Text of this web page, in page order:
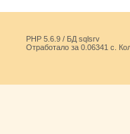
PHP 5.6.9 / БД sqlsrv
Отработало за 0.06341 с.